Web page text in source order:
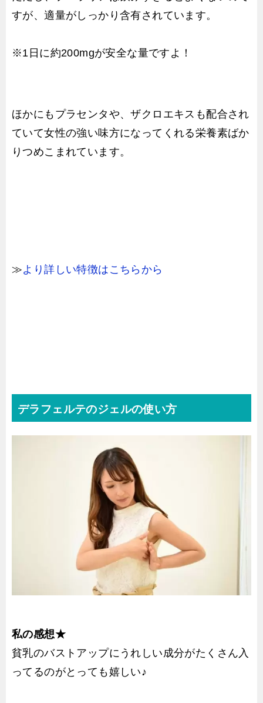
すが、適量がしっかり含有されています。
※1日に約200mgが安全な量ですよ！
ほかにもプラセンタや、ザクロエキスも配合され
ていて女性の強い味方になってくれる栄養素ばか
りつめこまれています。
≫より詳しい特徴はこちらから
デラフェルテのジェルの使い方
私の感想★
貧乳のバストアップにうれしい成分がたくさん入
ってるのがとっても嬉しい♪